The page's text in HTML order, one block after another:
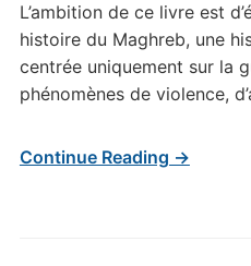
L’ambition de ce livre est
histoire du Maghreb, une
centrée uniquement sur la
phénomènes de violence,
Continue Reading →